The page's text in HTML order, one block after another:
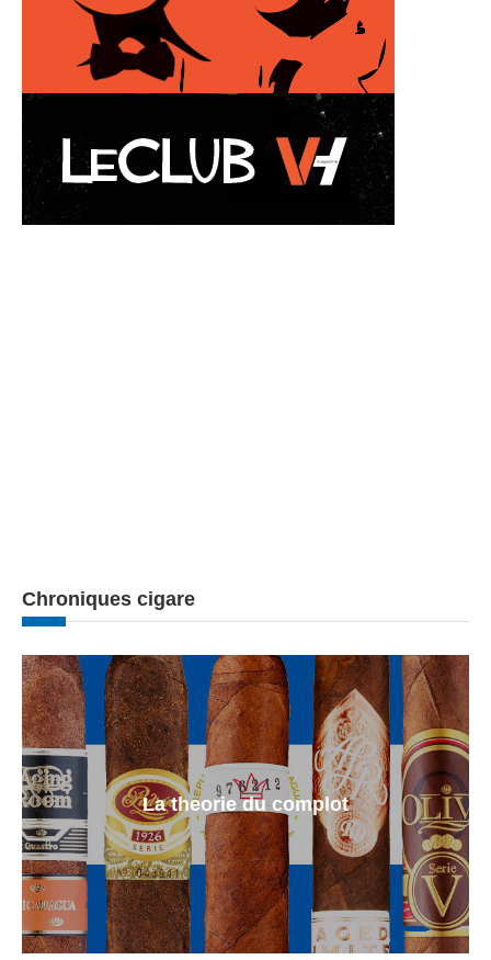
Chroniques cigare
La theorie du complot